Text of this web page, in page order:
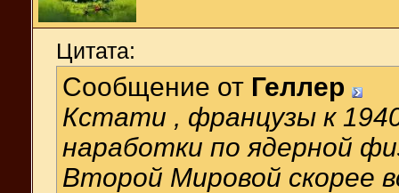
Цитата:
Сообщение от Геллер
Кстати , французы к
наработки по ядерной
Второй Мировой скорее